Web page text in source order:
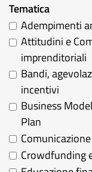
Tematica
Adempimenti
Attitudini e
imprenditoriali
Bandi,
incentivi
Business
Plan
Crowdfunding